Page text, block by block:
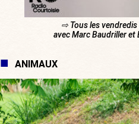
⇨ Tous les
avec Marc Baudriller
ANIMAUX